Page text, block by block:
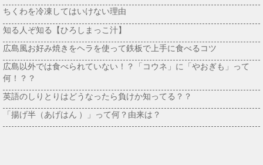
ちくわを冷凍してはいけない理由
知る人ぞ知る【ひろしまっこ汁】
広島風お好み焼きをヘラを使って鉄板で上手に食べるコツ
広島以外では食べられていない！？「コウネ」に「やおぎも」って
何！？？
英語のしりとりはどうなったら負けか知ってる？？
「揚げ半（あげはん ）」って何？由来は？